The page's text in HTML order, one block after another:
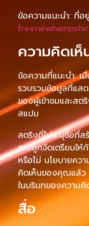
ข้อความแนะนำ: ที่อ
ความคิดเห็
ข้อความที่แนะนำ: เ
รวบรวมข้อมูลที่แส
ของผู้เข้าชมและสต
สแปม
สตริงที่ไม่ระบุชื่อที่
อาจถูกจัดเตรียมใ
หรือไม่ นโยบายคว
คิดเห็นของคุณแล้ว
ในบริบทของความ
สื่อ